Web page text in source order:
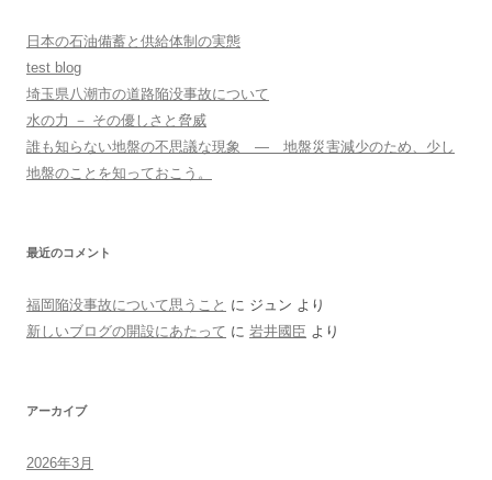
日本の石油備蓄と供給体制の実態
test blog
埼玉県八潮市の道路陥没事故について
水の力 － その優しさと脅威
誰も知らない地盤の不思議な現象 ― 地盤災害減少のため、少し
地盤のことを知っておこう。
最近のコメント
福岡陥没事故について思うこと に ジュン より
新しいブログの開設にあたって に 岩井國臣 より
アーカイブ
2026年3月